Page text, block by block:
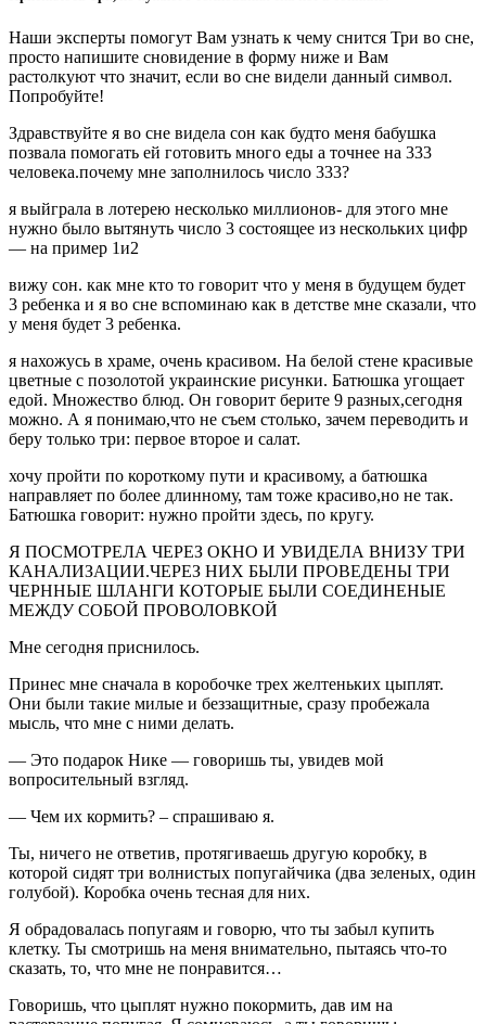
Наши эксперты помогут Вам узнать к чему снится Три во сне,
просто напишите сновидение в форму ниже и Вам
растолкуют что значит, если во сне видели данный символ.
Попробуйте!
Здравствуйте я во сне видела сон как будто меня бабушка
позвала помогать ей готовить много еды а точнее на 333
человека.почему мне заполнилось число 333?
я выйграла в лотерею несколько миллионов- для этого мне
нужно было вытянуть число 3 состоящее из нескольких цифр
— на пример 1и2
вижу сон. как мне кто то говорит что у меня в будущем будет
3 ребенка и я во сне вспоминаю как в детстве мне сказали, что
у меня будет 3 ребенка.
я нахожусь в храме, очень красивом. На белой стене красивые
цветные с позолотой украинские рисунки. Батюшка угощает
едой. Множество блюд. Он говорит берите 9 разных,сегодня
можно. А я понимаю,что не съем столько, зачем переводить и
беру только три: первое второе и салат.
хочу пройти по короткому пути и красивому, а батюшка
направляет по более длинному, там тоже красиво,но не так.
Батюшка говорит: нужно пройти здесь, по кругу.
Я ПОСМОТРЕЛА ЧЕРЕЗ ОКНО И УВИДЕЛА ВНИЗУ ТРИ
КАНАЛИЗАЦИИ.ЧЕРЕЗ НИХ БЫЛИ ПРОВЕДЕНЫ ТРИ
ЧЕРННЫЕ ШЛАНГИ КОТОРЫЕ БЫЛИ СОЕДИНЕНЫЕ
МЕЖДУ СОБОЙ ПРОВОЛОВКОЙ
Мне сегодня приснилось.
Принес мне сначала в коробочке трех желтеньких цыплят.
Они были такие милые и беззащитные, сразу пробежала
мысль, что мне с ними делать.
— Это подарок Нике — говоришь ты, увидев мой
вопросительный взгляд.
— Чем их кормить? – спрашиваю я.
Ты, ничего не ответив, протягиваешь другую коробку, в
которой сидят три волнистых попугайчика (два зеленых, один
голубой). Коробка очень тесная для них.
Я обрадовалась попугаям и говорю, что ты забыл купить
клетку. Ты смотришь на меня внимательно, пытаясь что-то
сказать, то, что мне не понравится…
Говоришь, что цыплят нужно покормить, дав им на